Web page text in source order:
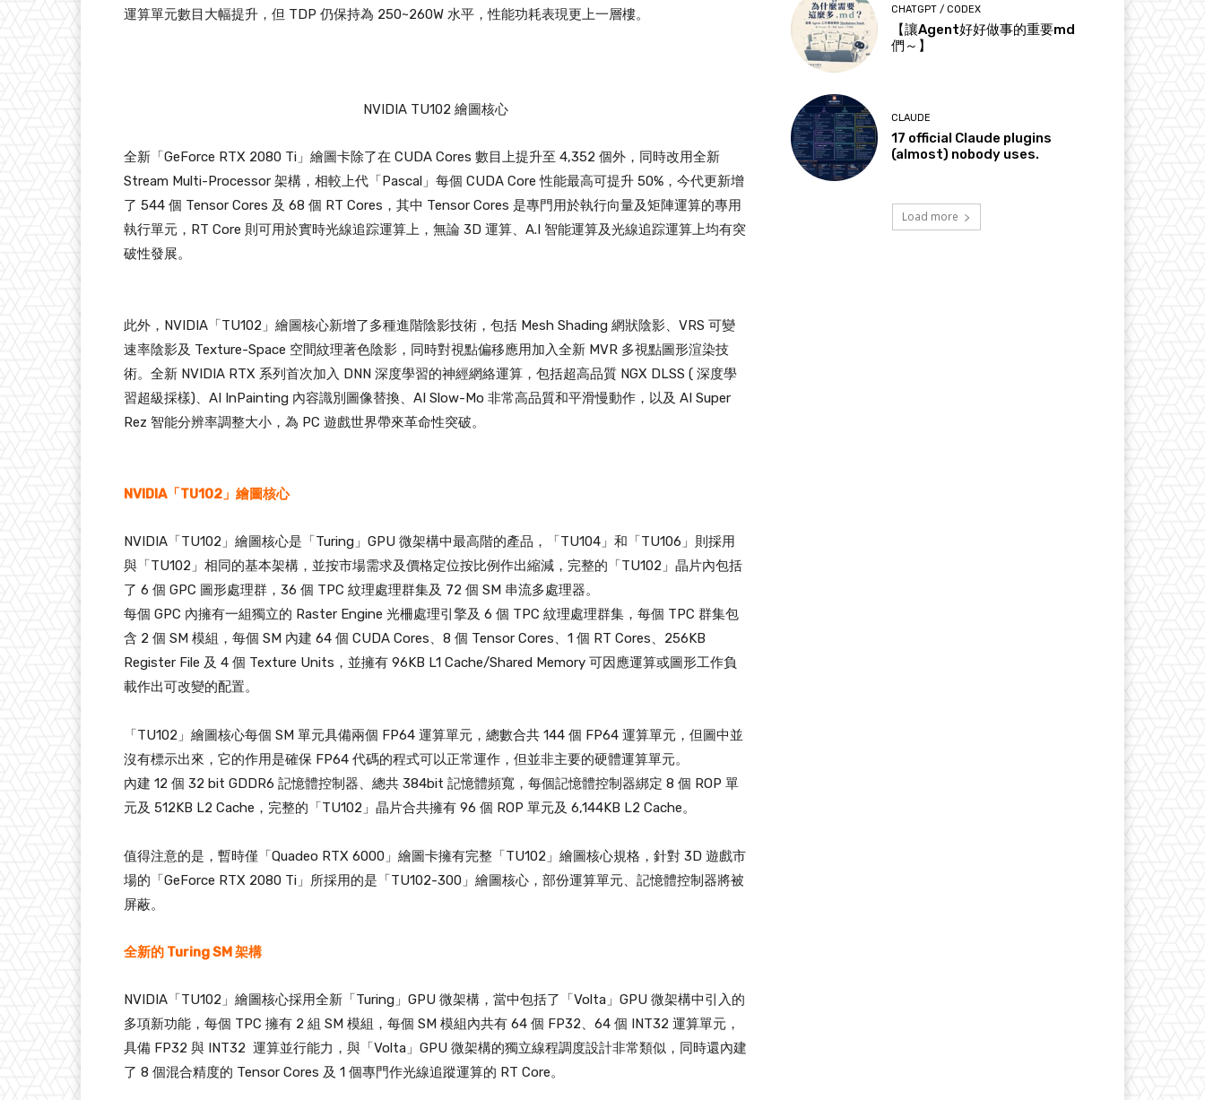
運算單元數目大幅提升，但 TDP 仍保持為 250~260W 水平，性能功耗表現更上一層樓。
NVIDIA TU102 繪圖核心
全新「GeForce RTX 2080 Ti」繪圖卡除了在 CUDA Cores 數目上提升至 4,352 個外，同時改用全新
Stream Multi-Processor 架構，相較上代「Pascal」每個 CUDA Core 性能最高可提升 50%，今代更新增
了 544 個 Tensor Cores 及 68 個 RT Cores，其中 Tensor Cores 是專門用於執行向量及矩陣運算的專用
執行單元，RT Core 則可用於實時光線追踪運算上，無論 3D 運算、A.I 智能運算及光線追踪運算上均有突
破性發展。
此外，NVIDIA「TU102」繪圖核心新增了多種進階陰影技術，包括 Mesh Shading 網狀陰影、VRS 可變
速率陰影及 Texture-Space 空間紋理著色陰影，同時對視點偏移應用加入全新 MVR 多視點圖形渲染技
術。全新 NVIDIA RTX 系列首次加入 DNN 深度學習的神經網絡運算，包括超高品質 NGX DLSS ( 深度學
習超級採樣)、AI InPainting 內容識別圖像替換、AI Slow-Mo 非常高品質和平滑慢動作，以及 AI Super
Rez 智能分辨率調整大小，為 PC 遊戲世界帶來革命性突破。
NVIDIA「TU102」繪圖核心
NVIDIA「TU102」繪圖核心是「Turing」GPU 微架構中最高階的產品，「TU104」和「TU106」則採用
與「TU102」相同的基本架構，並按市場需求及價格定位按比例作出縮減，完整的「TU102」晶片內包括
了 6 個 GPC 圖形處理群，36 個 TPC 紋理處理群集及 72 個 SM 串流多處理器。
每個 GPC 內擁有一組獨立的 Raster Engine 光柵處理引擎及 6 個 TPC 紋理處理群集，每個 TPC 群集包
含 2 個 SM 模組，每個 SM 內建 64 個 CUDA Cores、8 個 Tensor Cores、1 個 RT Cores、256KB
Register File 及 4 個 Texture Units，並擁有 96KB L1 Cache/Shared Memory 可因應運算或圖形工作負
載作出可改變的配置。
「TU102」繪圖核心每個 SM 單元具備兩個 FP64 運算單元，總數合共 144 個 FP64 運算單元，但圖中並
沒有標示出來，它的作用是確保 FP64 代碼的程式可以正常運作，但並非主要的硬體運算單元。
內建 12 個 32 bit GDDR6 記憶體控制器、總共 384bit 記憶體頻寬，每個記憶體控制器綁定 8 個 ROP 單
元及 512KB L2 Cache，完整的「TU102」晶片合共擁有 96 個 ROP 單元及 6,144KB L2 Cache。
值得注意的是，暫時僅「Quadeo RTX 6000」繪圖卡擁有完整「TU102」繪圖核心規格，針對 3D 遊戲市
場的「GeForce RTX 2080 Ti」所採用的是「TU102-300」繪圖核心，部份運算單元、記憶體控制器將被
屏蔽。
全新的 Turing SM 架構
NVIDIA「TU102」繪圖核心採用全新「Turing」GPU 微架構，當中包括了「Volta」GPU 微架構中引入的
多項新功能，每個 TPC 擁有 2 組 SM 模組，每個 SM 模組內共有 64 個 FP32、64 個 INT32 運算單元，
具備 FP32 與 INT32 運算並行能力，與「Volta」GPU 微架構的獨立線程調度設計非常類似，同時還內建
了 8 個混合精度的 Tensor Cores 及 1 個專門作光線追蹤運算的 RT Core。
CHATGPT / CODEX
【讓Agent好好做事的重要md
們～】
CLAUDE
17 official Claude plugins
(almost) nobody uses.
Load more